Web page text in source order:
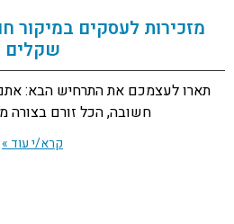
מזכירות לעסקים במיקור
שקלים
תארו לעצמכם את התרחיש הבא:
חשובה, הכל זורם בצורה
קרא/י עוד »